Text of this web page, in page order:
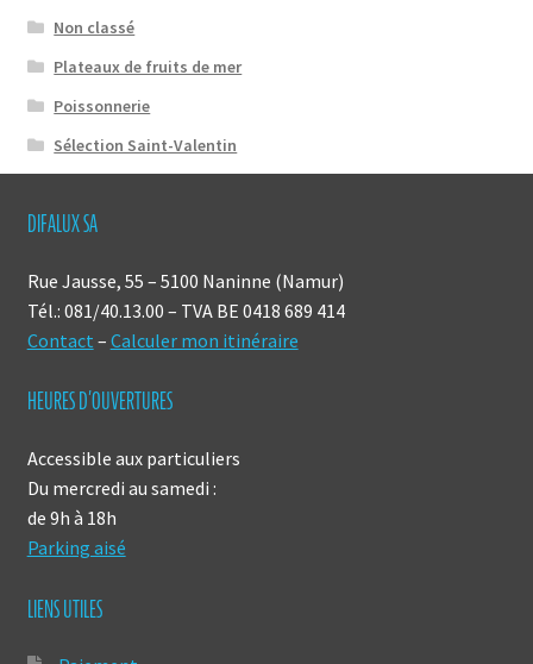
Non classé
Plateaux de fruits de mer
Poissonnerie
Sélection Saint-Valentin
DIFALUX SA
Rue Jausse, 55 – 5100 Naninne (Namur)
Tél.: 081/40.13.00 – TVA BE 0418 689 414
Contact – Calculer mon itinéraire
HEURES D’OUVERTURES
Accessible aux particuliers
Du mercredi au samedi :
de 9h à 18h
Parking aisé
LIENS UTILES